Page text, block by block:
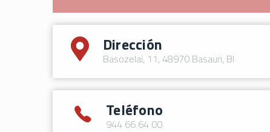
Dirección
Basozelai, 11, 48970 Basauri, BI
Teléfono
944 66 64 00